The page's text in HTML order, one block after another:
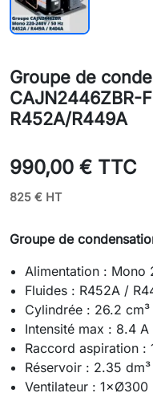
Groupe de
CAJN2446ZBR-
R452A/R449A
990,00 € TTC
825 € HT
Groupe de
Alimentation : Mono
Fluides : R452A /
Cylindrée : 26.2 cm³
Intensité max : 8.4 A
Raccord aspiration
Réservoir : 2.35 dm³
Ventilateur :